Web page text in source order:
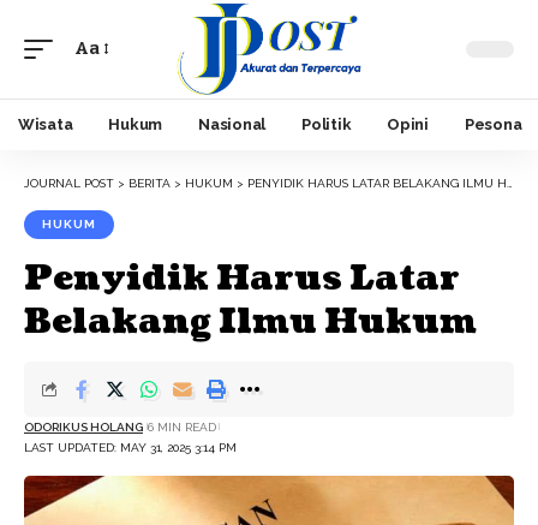
Font
Aa
Wisata Hukum Nasional Politik Opini Pesona
JOURNAL POST > BERITA > HUKUM > PENYIDIK HARUS LATAR BELAKANG ILMU HUKUM
HUKUM
Penyidik Harus Latar
Belakang Ilmu Hukum
LAST UPDATED: MAY 31, 2025 3:14 PM
ODORIKUS HOLANG 6 MIN READ